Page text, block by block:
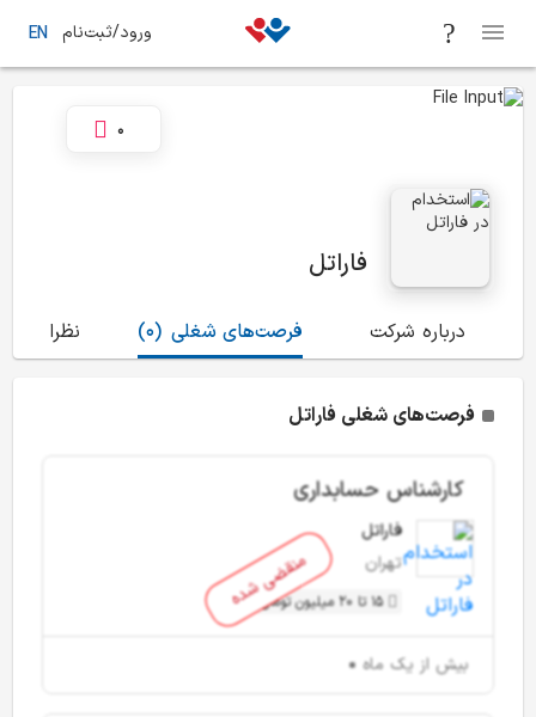
ورود/ثبت‌نام EN
فاراتل
0
درباره شرکت (0) فرصت‌های شغلی نظرات
فرصت‌های شغلی فاراتل
منقضی شده
کارشناس حسابداری
فاراتل
تهران
15 تا 20 میلیون تومان
بیش از یک ماه